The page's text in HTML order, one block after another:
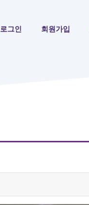
로그인 회원가입